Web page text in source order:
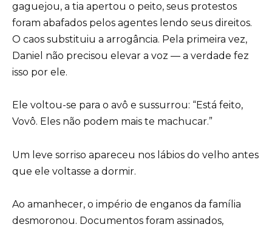
gaguejou, a tia apertou o peito, seus protestos
foram abafados pelos agentes lendo seus direitos.
O caos substituiu a arrogância. Pela primeira vez,
Daniel não precisou elevar a voz — a verdade fez
isso por ele.
Ele voltou-se para o avô e sussurrou: “Está feito,
Vovô. Eles não podem mais te machucar.”
Um leve sorriso apareceu nos lábios do velho antes
que ele voltasse a dormir.
Ao amanhecer, o império de enganos da família
desmoronou. Documentos foram assinados,